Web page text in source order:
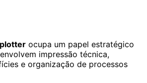
ocupa um papel estratégico
impressão técnica,
e organização de processos